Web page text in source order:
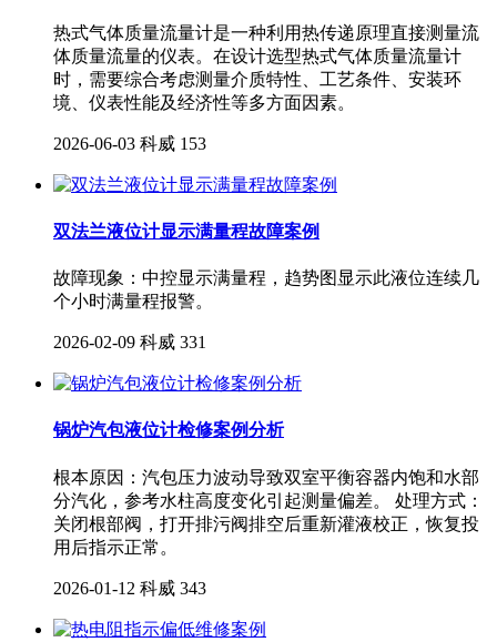
热式气体质量流量计是一种利用热传递原理直接测量流
体质量流量的仪表。在设计选型热式气体质量流量计
时，需要综合考虑测量介质特性、工艺条件、安装环
境、仪表性能及经济性等多方面因素。
2026-06-03 科威 153
双法兰液位计显示满量程故障案例
故障现象：中控显示满量程，趋势图显示此液位连续几
个小时满量程报警。
2026-02-09 科威 331
锅炉汽包液位计检修案例分析
根本原因：汽包压力波动导致双室平衡容器内饱和水部
分汽化，参考水柱高度变化引起测量偏差。 处理方式：
关闭根部阀，打开排污阀排空后重新灌液校正，恢复投
用后指示正常。
2026-01-12 科威 343